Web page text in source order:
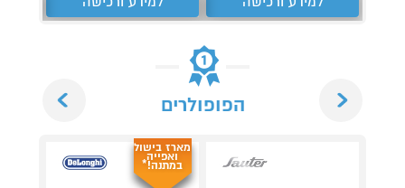
הפופולרים
מארז בישול
ואפייה
במתנה!*